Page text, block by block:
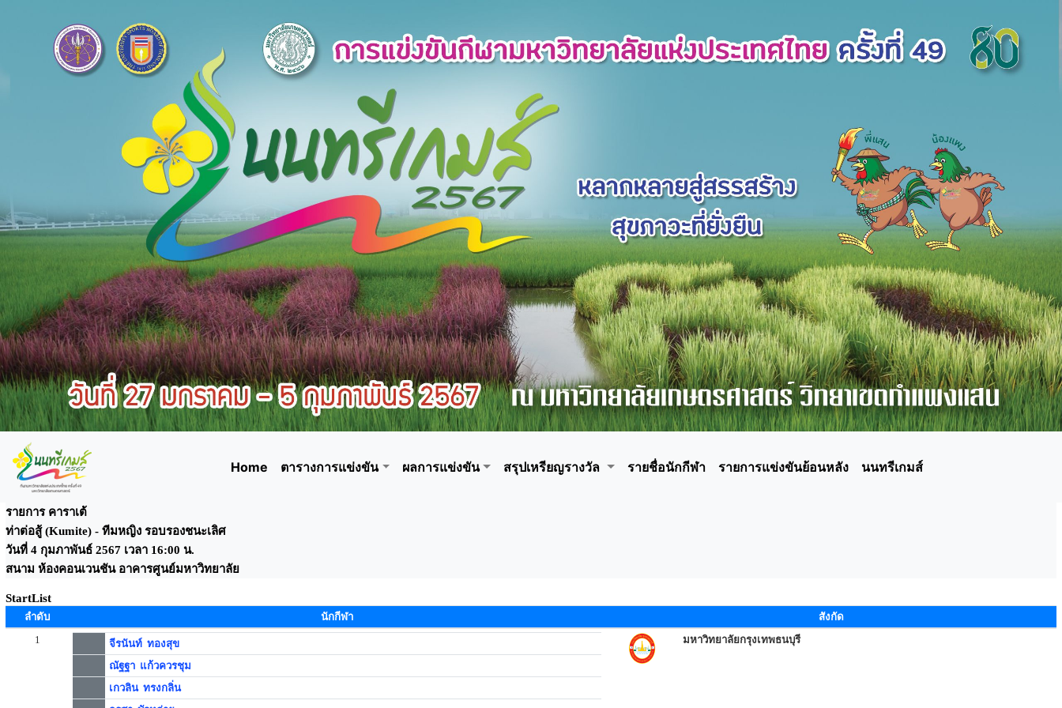
Home ตารางการแข่งขัน ผลการแข่งขัน สรุปเหรียญรางวัล รายชื่อนักกีฬา รายการแข่งขันย้อนหลัง นนทรีเกมส์
รายการ คาราเต้
ท่าต่อสู้ (Kumite) - ทีมหญิง รอบรองชนะเลิศ
วันที่ 4 กุมภาพันธ์ 2567 เวลา 16:00 น.
สนาม ห้องคอนเวนชัน อาคารศูนย์มหาวิทยาลัย
StartList
ลำดับ นักกีฬา
สังกัด
1
จีรนันท์ ทองสุข
ณัฐฐา แก้วควรชุม
เกวลิน ทรงกลิ่น
มหาวิทยาลัยกรุงเทพธนบุรี